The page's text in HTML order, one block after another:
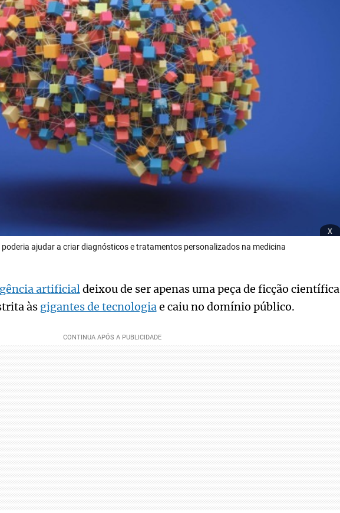
x
ajudar a criar diagnósticos e tratamentos personalizados na medicina
artificialdeixou de ser apenas uma peça de ficção científica
às gigantes de tecnologiae caiu no domínio público.